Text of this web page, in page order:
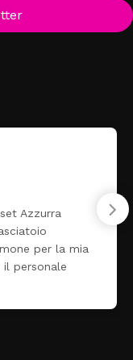
un lettino che é
dopo pochi giorni.
la concorrenza